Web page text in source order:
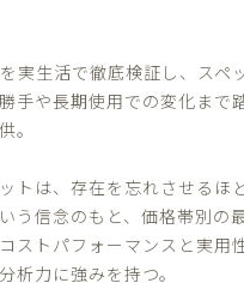
実生活で徹底検証し、スペ
手や長期使用での変化まで
。
トは、存在を忘れさせるほ
う信念のもと、価格帯別の
ストパフォーマンスと実用
析力に強みを持つ。